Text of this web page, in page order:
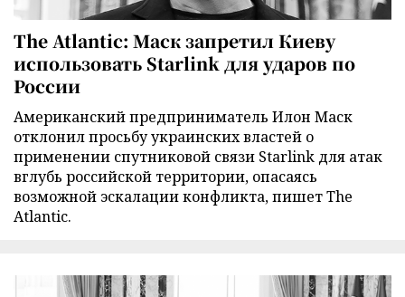
The Atlantic: Маск запретил Киеву
использовать Starlink для ударов по
России
Американский предприниматель Илон Маск
отклонил просьбу украинских властей о
применении спутниковой связи Starlink для атак
вглубь российской территории, опасаясь
возможной эскалации конфликта, пишет The
Atlantic.